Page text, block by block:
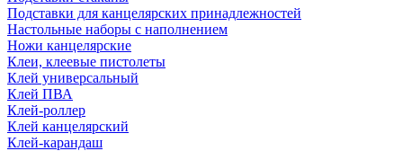
Подставки для канцелярских принадлежностей
Настольные наборы с наполнением
Ножи канцелярские
Клеи, клеевые пистолеты
Клей универсальный
Клей ПВА
Клей-роллер
Клей канцелярский
Клей-карандаш